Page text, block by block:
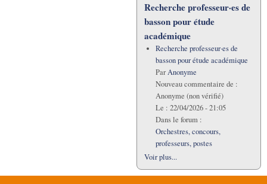
Recherche professeur·es de
basson pour étude
académique
Recherche professeur·es de
basson pour étude académique
ParAnonyme
Nouveau commentaire de :
Anonyme (non vérifié)
Le : 22/04/2026 - 21:05
Dans le forum :
Orchestres, concours,
professeurs, postes
Voir plus...